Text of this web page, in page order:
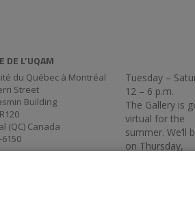
DE L’UQAM
du Québec à Montréal
Street
Building
(QC) Canada
Tuesday –
12 – 6 p.m.
The Gallery is
virtual for the
summer. We’ll
on Thursday,